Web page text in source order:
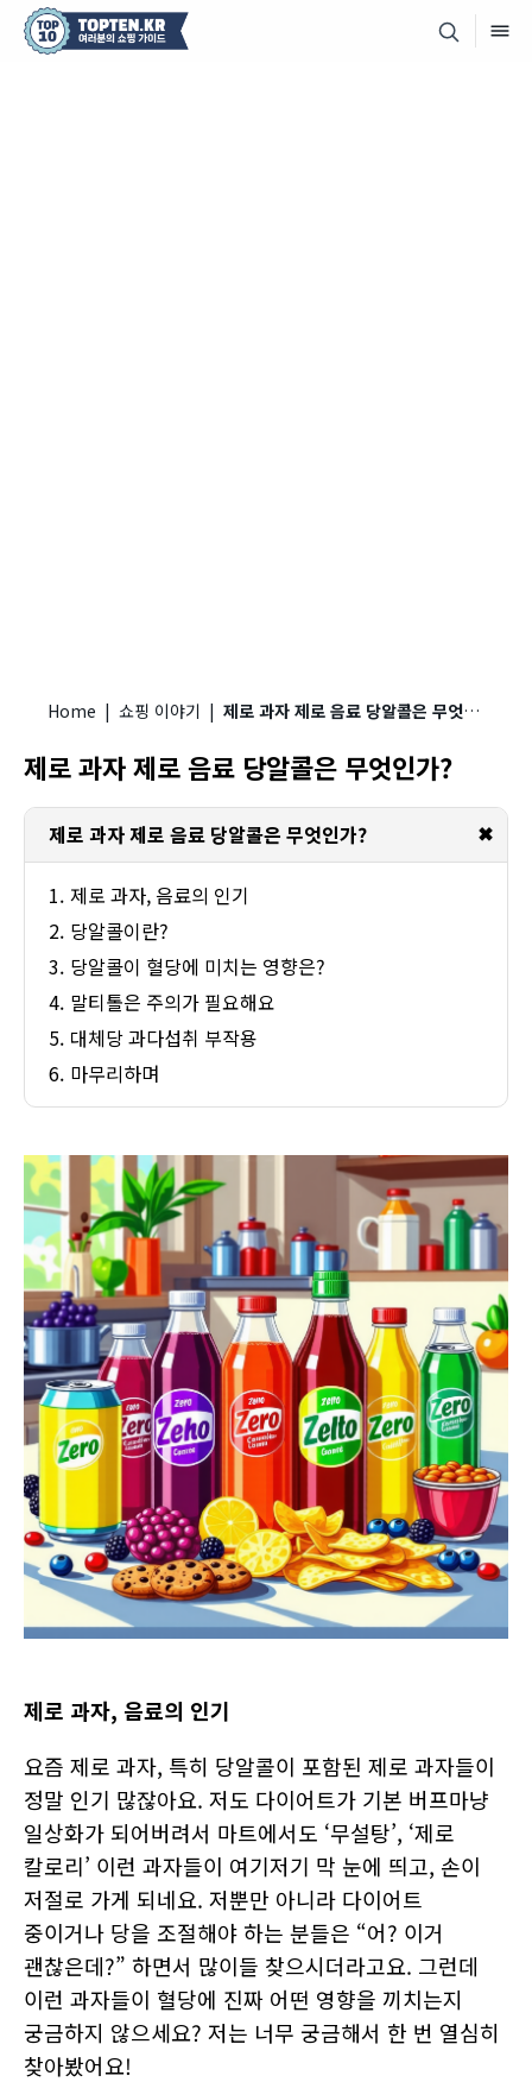
Home | 쇼핑 이야기 | 제로 과자 제로 음료 당알콜은 무엇인가?
제로 과자 제로 음료 당알콜은 무엇인가?
제로 과자 제로 음료 당알콜은 무엇인가? ✖
제로 과자, 음료의 인기
당알콜이란?
당알콜이 혈당에 미치는 영향은?
말티톨은 주의가 필요해요
대체당 과다섭취 부작용
마무리하며
제로 과자, 음료의 인기
요즘 제로 과자, 특히 당알콜이 포함된 제로 과자들이
정말 인기 많잖아요. 저도 다이어트가 기본 버프마냥
일상화가 되어버려서 마트에서도 ‘무설탕’, ‘제로
칼로리’ 이런 과자들이 여기저기 막 눈에 띄고, 손이
저절로 가게 되네요. 저뿐만 아니라 다이어트
중이거나 당을 조절해야 하는 분들은 “어? 이거
괜찮은데?” 하면서 많이들 찾으시더라고요. 그런데
이런 과자들이 혈당에 진짜 어떤 영향을 끼치는지
궁금하지 않으세요? 저는 너무 궁금해서 한 번 열심히
찾아봤어요!